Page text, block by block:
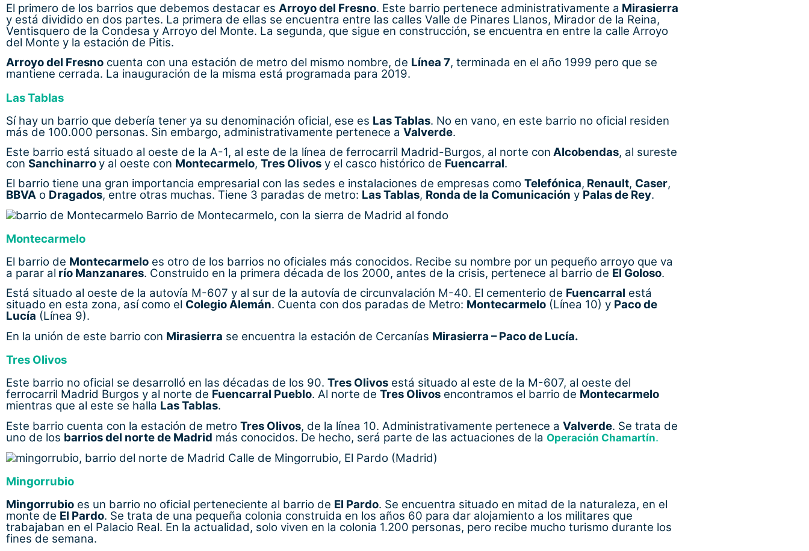
El primero de los barrios que debemos destacar es Arroyo del Fresno. Este barrio pertenece administrativamente a Mirasierra
y está dividido en dos partes. La primera de ellas se encuentra entre las calles Valle de Pinares Llanos, Mirador de la Reina,
Ventisquero de la Condesa y Arroyo del Monte. La segunda, que sigue en construcción, se encuentra en entre la calle Arroyo
del Monte y la estación de Pitis.
Arroyo del Fresno cuenta con una estación de metro del mismo nombre, de Línea 7, terminada en el año 1999 pero que se
mantiene cerrada. La inauguración de la misma está programada para 2019.
Las Tablas
Sí hay un barrio que debería tener ya su denominación oficial, ese es Las Tablas. No en vano, en este barrio no oficial residen
más de 100.000 personas. Sin embargo, administrativamente pertenece a Valverde.
Este barrio está situado al oeste de la A-1, al este de la línea de ferrocarril Madrid-Burgos, al norte con Alcobendas, al sureste
con Sanchinarroy al oeste con Montecarmelo, Tres Olivos y el casco histórico de Fuencarral.
El barrio tiene una gran importancia empresarial con las sedes e instalaciones de empresas como Telefónica, Renault, Caser,
BBVA o Dragados, entre otras muchas. Tiene 3 paradas de metro: Las Tablas, Ronda de la Comunicación y Palas de Rey.
Barrio de Montecarmelo, con la sierra de Madrid al fondo
Montecarmelo
El barrio de Montecarmelo es otro de los barrios no oficiales más conocidos. Recibe su nombre por un pequeño arroyo que va
a parar al río Manzanares. Construido en la primera década de los 2000, antes de la crisis, pertenece al barrio de El Goloso.
Está situado al oeste de la autovía M-607 y al sur de la autovía de circunvalación M-40. El cementerio de Fuencarral está
situado en esta zona, así como el Colegio Alemán. Cuenta con dos paradas de Metro: Montecarmelo (Línea 10) y Paco de
Lucía (Línea 9).
En la unión de este barrio con Mirasierra se encuentra la estación de Cercanías Mirasierra – Paco de Lucía.
Tres Olivos
Este barrio no oficial se desarrolló en las décadas de los 90. Tres Olivos está situado al este de la M-607, al oeste del
ferrocarril Madrid Burgos y al norte de Fuencarral Pueblo. Al norte de Tres Olivos encontramos el barrio de Montecarmelo
mientras que al este se halla Las Tablas.
Este barrio cuenta con la estación de metro Tres Olivos, de la línea 10. Administrativamente pertenece a Valverde. Se trata de
uno de los barrios del norte de Madrid más conocidos. De hecho, será parte de las actuaciones de la Operación Chamartín.
Calle de Mingorrubio, El Pardo (Madrid)
Mingorrubio
Mingorrubio es un barrio no oficial perteneciente al barrio de El Pardo. Se encuentra situado en mitad de la naturaleza, en el
monte de El Pardo. Se trata de una pequeña colonia construida en los años 60 para dar alojamiento a los militares que
trabajaban en el Palacio Real. En la actualidad, solo viven en la colonia 1.200 personas, pero recibe mucho turismo durante los
fines de semana.